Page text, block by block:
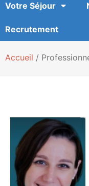
Votre Séjour
Recrutement
Accueil /